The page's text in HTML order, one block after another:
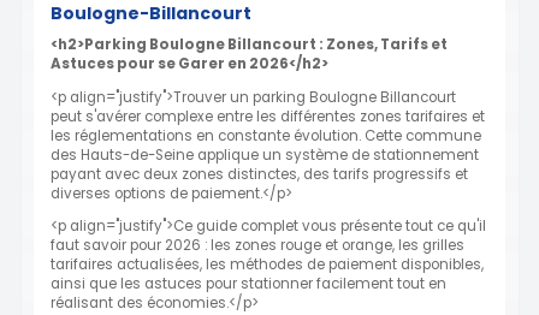
Boulogne-Billancourt
<h2>Parking Boulogne Billancourt : Zones, Tarifs et
Astuces pour se Garer en 2026</h2>
<p align="justify">Trouver un parking Boulogne Billancourt
peut s'avérer complexe entre les différentes zones tarifaires et
les réglementations en constante évolution. Cette commune
des Hauts-de-Seine applique un système de stationnement
payant avec deux zones distinctes, des tarifs progressifs et
diverses options de paiement.</p>
<p align="justify">Ce guide complet vous présente tout ce qu'il
faut savoir pour 2026 : les zones rouge et orange, les grilles
tarifaires actualisées, les méthodes de paiement disponibles,
ainsi que les astuces pour stationner facilement tout en
réalisant des économies.</p>